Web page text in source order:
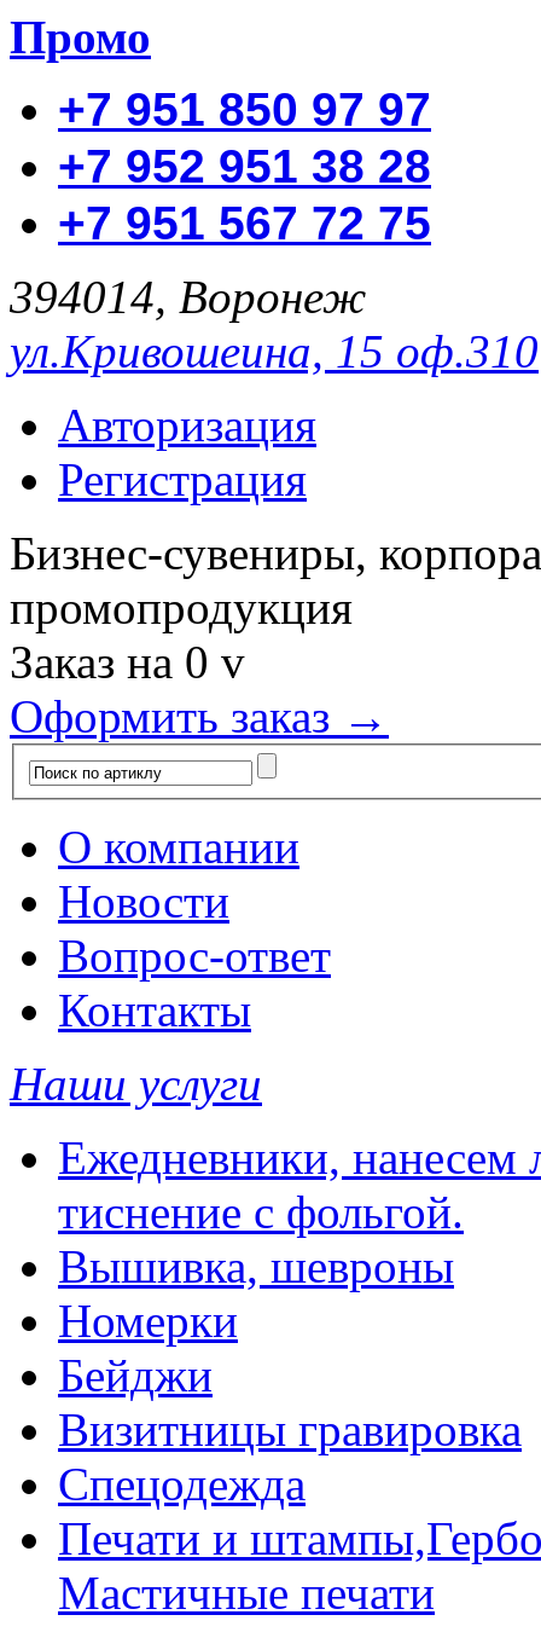
Промо
+7 951 850 97 97
+7 952 951 38 28
+7 951 567 72 75
394014, Воронеж
ул.Кривошеина, 15 оф.310
Авторизация
Регистрация
Бизнес-сувениры,
промопродукция
Заказ на 0 v
Оформить заказ →
О компании
Новости
Вопрос-ответ
Контакты
Наши услуги
Ежедневники, нанесем
тиснение с фольгой.
Вышивка, шевроны
Номерки
Бейджи
Визитницы гравировка
Спецодежда
Печати и
Мастичные печати